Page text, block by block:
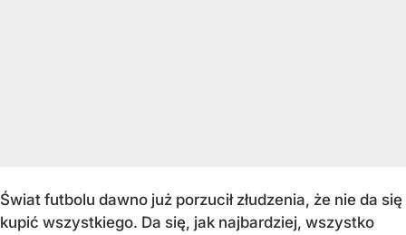
Świat futbolu dawno już porzucił złudzenia, że nie da się
kupić wszystkiego. Da się, jak najbardziej, wszystko